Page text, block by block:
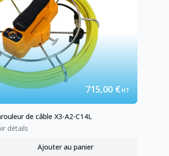
de câble X3-A2-C14L
détails
715,00 €HT
Ajouter au panier
,Enrouleur de câble